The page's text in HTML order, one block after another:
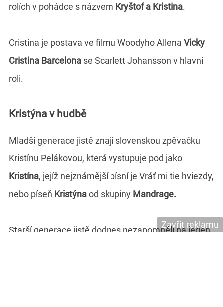
rolích v pohádce s názvem Kryštof a Kristina.
Cristina je postava ve filmu Woodyho Allena Vicky
Cristina Barcelona se Scarlett Johansson v hlavní
roli.
Kristýna v hudbě
Mladší generace jistě znají slovenskou zpěvačku
Kristínu Pelákovou, která vystupuje pod jako
Kristína, jejíž nejznámější písní je Vráť mi tie hviezdy,
nebo píseň Kristýnaod skupiny Mandrage.
Starší generace jistě dodnes nezapomněli na jeden
Zavřít reklamu